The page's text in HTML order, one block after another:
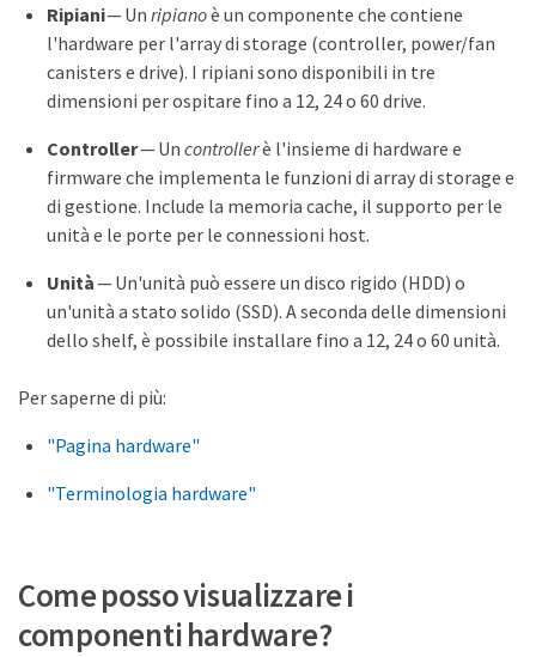
Ripiani— Unripianoè un componente che contiene
l'hardware per l'array di storage (controller, power/fan
canisters e drive). I ripiani sono disponibili in tre
dimensioni per ospitare fino a 12, 24 o 60 drive.
Controller— Uncontrollerè l'insieme di hardware e
firmware che implementa le funzioni di array di storage e
di gestione. Include la memoria cache, il supporto per le
unità e le porte per le connessioni host.
Unità— Un'unità può essere un disco rigido (HDD) o
un'unità a stato solido (SSD). A seconda delle dimensioni
dello shelf, è possibile installare fino a 12, 24 o 60 unità.
Per saperne di più:
"Pagina hardware"
"Terminologia hardware"
Come posso visualizzare i
componenti hardware?